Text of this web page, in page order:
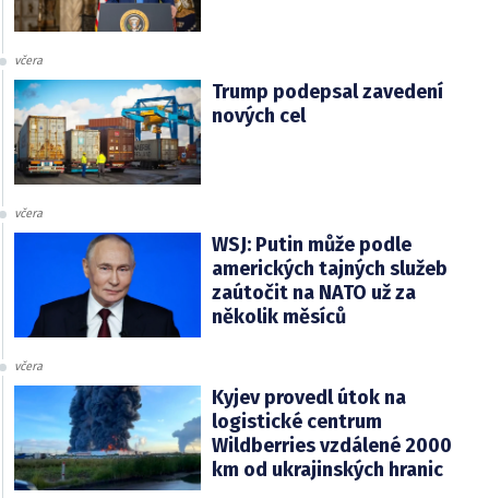
včera
Trump podepsal zavedení
nových cel
včera
WSJ: Putin může podle
amerických tajných služeb
zaútočit na NATO už za
několik měsíců
včera
Kyjev provedl útok na
logistické centrum
Wildberries vzdálené 2000
km od ukrajinských hranic